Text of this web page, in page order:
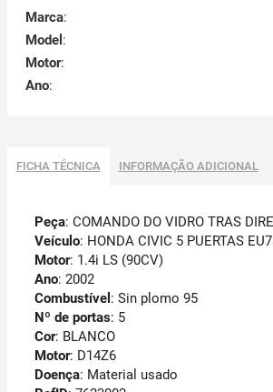
Marca:
Model :
Motor:
Ano:
FICHA TÉCNICA INFORMAÇÃO ADICIONAL
Peça: COMANDO DO VIDRO TRAS
Veículo: HONDA CIVIC 5 PUERTAS
Motor: 1.4i LS (90CV)
Ano: 2002
Combustível : Sin plomo 95
Nº de portas: 5
Cor: BLANCO
Motor: D14Z6
Doença: Material usado